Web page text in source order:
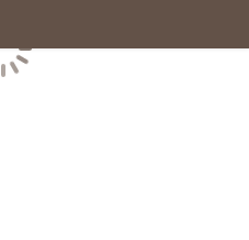
Chargement